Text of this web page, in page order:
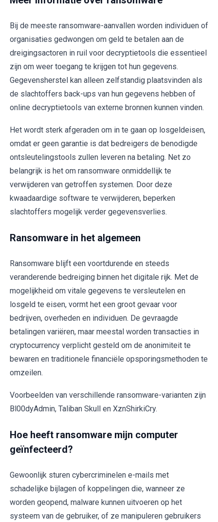
Bij de meeste ransomware-aanvallen worden individuen of
organisaties gedwongen om geld te betalen aan de
dreigingsactoren in ruil voor decryptietools die essentieel
zijn om weer toegang te krijgen tot hun gegevens.
Gegevensherstel kan alleen zelfstandig plaatsvinden als
de slachtoffers back-ups van hun gegevens hebben of
online decryptietools van externe bronnen kunnen vinden.
Het wordt sterk afgeraden om in te gaan op losgeldeisen,
omdat er geen garantie is dat bedreigers de benodigde
ontsleutelingstools zullen leveren na betaling. Net zo
belangrijk is het om ransomware onmiddellijk te
verwijderen van getroffen systemen. Door deze
kwaadaardige software te verwijderen, beperken
slachtoffers mogelijk verder gegevensverlies.
Ransomware in het algemeen
Ransomware blijft een voortdurende en steeds
veranderende bedreiging binnen het digitale rijk. Met de
mogelijkheid om vitale gegevens te versleutelen en
losgeld te eisen, vormt het een groot gevaar voor
bedrijven, overheden en individuen. De gevraagde
betalingen variëren, maar meestal worden transacties in
cryptocurrency verplicht gesteld om de anonimiteit te
bewaren en traditionele financiële opsporingsmethoden te
omzeilen.
Voorbeelden van verschillende ransomware-varianten zijn
Bl00dyAdmin, Taliban Skull en XznShirkiCry.
Hoe heeft ransomware mijn computer
geïnfecteerd?
Gewoonlijk sturen cybercriminelen e-mails met
schadelijke bijlagen of koppelingen die, wanneer ze
worden geopend, malware kunnen uitvoeren op het
systeem van de gebruiker, of ze manipuleren gebruikers